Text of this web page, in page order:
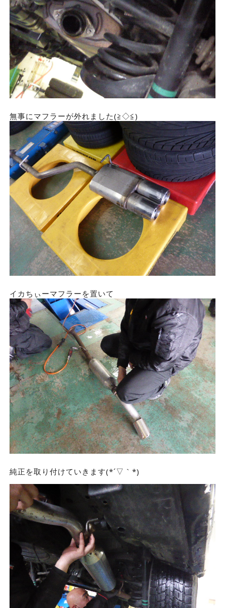
無事にマフラーが外れました(≧◇≦)
イカちぃーマフラーを置いて
純正を取り付けていきます(*´▽｀*)